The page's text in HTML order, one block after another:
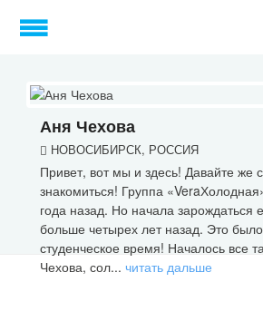
Аня Чехова
НОВОСИБИРСК, РОССИЯ
Привет, вот мы и здесь! Давайте же
знакомиться! Группа
года назад. Но начала
больше четырех лет назад. Это
студенческое время! Началось все
Чехова, сол... читать дальше